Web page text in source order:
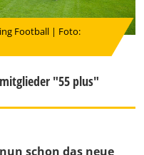
Football | Foto:
"55 plus"
schon das neue